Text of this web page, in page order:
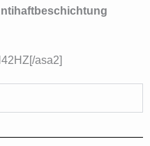
asa2]